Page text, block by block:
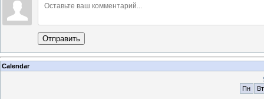
Отправить
Calendar
Пн
Вт